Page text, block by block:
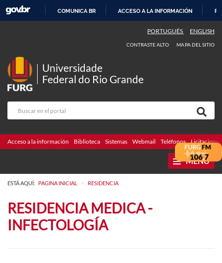
CONTENIDO
COMUNICA BR ACCESO A LA INFORMACIÓN
PORTUGUÊS ENGLISH
CONTRASTE ALTO MAPA DEL SITIO
Universidade
Federal do Rio Grande
Acceso a la información Biblioteca Sistemas Webmail Teléfonos Licitaciones
MENU
ESTÁ AQUÍ: PAGINA INICIAL > RESIDENCIA
RESIDENCIA MEDICA -
INFECTOLOGÍA